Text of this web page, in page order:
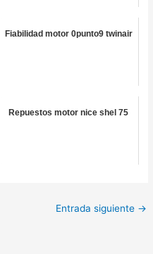
Fiabilidad motor 0punto9 twinair
Repuestos motor nice shel 75
Entrada siguiente →